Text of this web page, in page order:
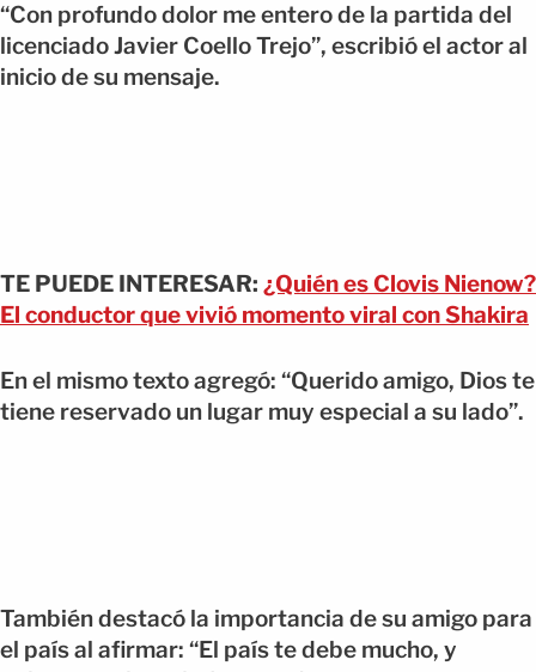
“Con profundo dolor me entero de la partida del
licenciado Javier Coello Trejo”, escribió el actor al
inicio de su mensaje.
TE PUEDE INTERESAR: ¿Quién es Clovis Nienow?
El conductor que vivió momento viral con Shakira
En el mismo texto agregó: “Querido amigo, Dios te
tiene reservado un lugar muy especial a su lado”.
También destacó la importancia de su amigo para
el país al afirmar: “El país te debe mucho, y